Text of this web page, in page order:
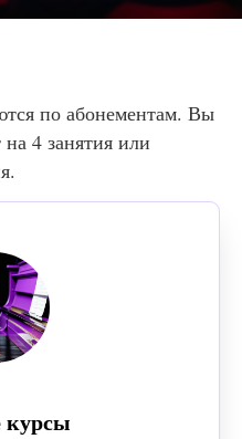
по абонементам. Вы
4 занятия или
курсы